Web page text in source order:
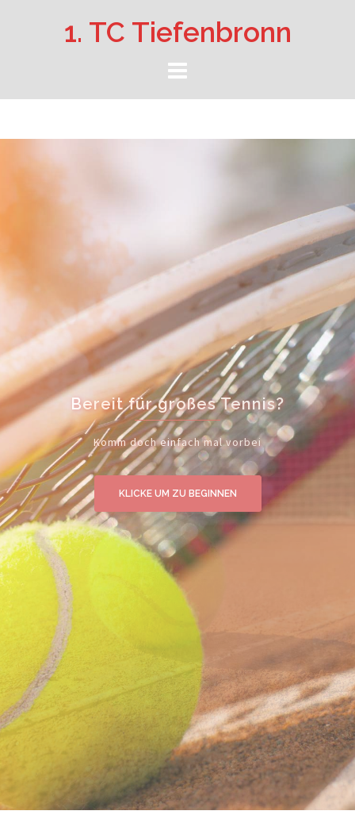
1. TC Tiefenbronn
Willkommen beim TC Tiefenbronn
Schau dich um wenn du möchtest
KLICKE UM ZU BEGINNEN